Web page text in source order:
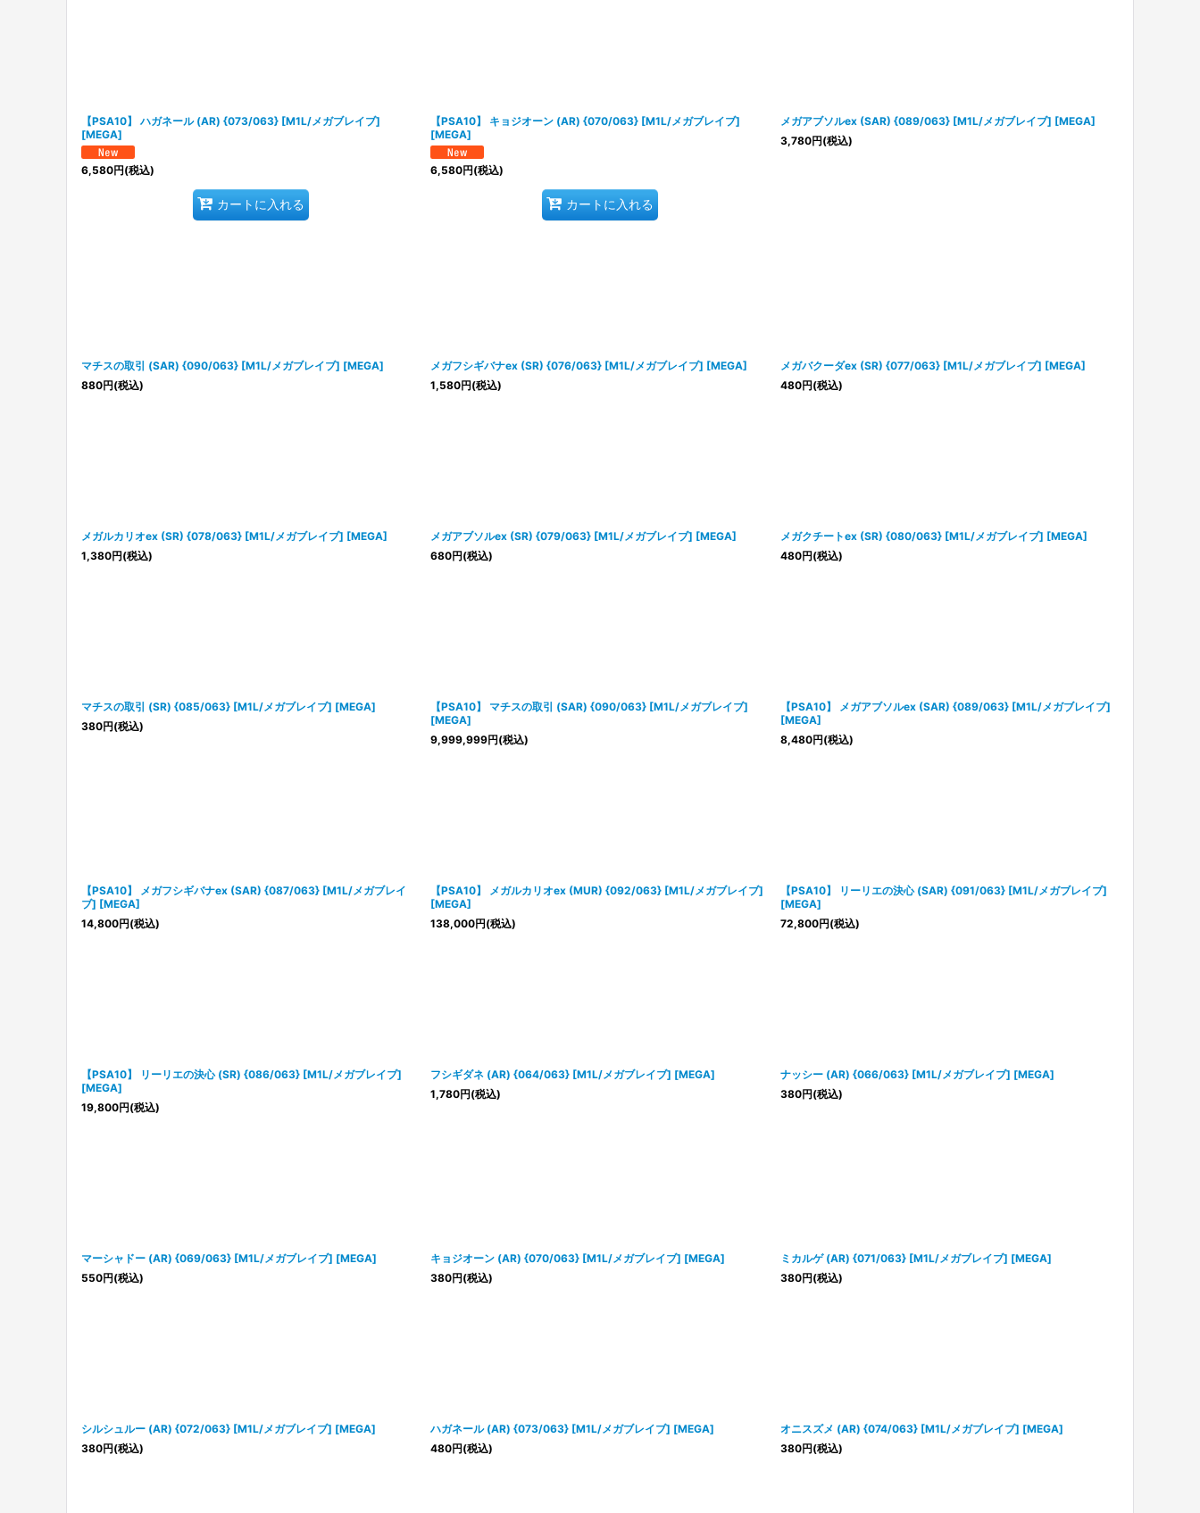
【PSA10】 ハガネール (AR) {073/063} [M1L/メガブレイブ]
[MEGA]
6,580円(税込)
カートに入れる
【PSA10】 キョジオーン (AR) {070/063} [M1L/メガブレイブ]
[MEGA]
6,580円(税込)
カートに入れる
メガアブソルex (SAR) {089/063} [M1L/メガブレイブ] [MEGA]
3,780円(税込)
マチスの取引 (SAR) {090/063} [M1L/メガブレイブ] [MEGA]
880円(税込)
メガフシギバナex (SR) {076/063} [M1L/メガブレイブ] [MEGA]
1,580円(税込)
メガバクーダex (SR) {077/063} [M1L/メガブレイブ] [MEGA]
480円(税込)
メガルカリオex (SR) {078/063} [M1L/メガブレイブ] [MEGA]
1,380円(税込)
メガアブソルex (SR) {079/063} [M1L/メガブレイブ] [MEGA]
680円(税込)
メガクチートex (SR) {080/063} [M1L/メガブレイブ] [MEGA]
480円(税込)
マチスの取引 (SR) {085/063} [M1L/メガブレイブ] [MEGA]
380円(税込)
【PSA10】 マチスの取引 (SAR) {090/063} [M1L/メガブレイブ]
[MEGA]
9,999,999円(税込)
【PSA10】 メガアブソルex (SAR) {089/063} [M1L/メガブレイブ]
[MEGA]
8,480円(税込)
【PSA10】 メガフシギバナex (SAR) {087/063} [M1L/メガブレイ
ブ] [MEGA]
14,800円(税込)
【PSA10】 メガルカリオex (MUR) {092/063} [M1L/メガブレイブ]
[MEGA]
138,000円(税込)
【PSA10】 リーリエの決心 (SAR) {091/063} [M1L/メガブレイブ]
[MEGA]
72,800円(税込)
【PSA10】 リーリエの決心 (SR) {086/063} [M1L/メガブレイブ]
[MEGA]
19,800円(税込)
フシギダネ (AR) {064/063} [M1L/メガブレイブ] [MEGA]
1,780円(税込)
ナッシー (AR) {066/063} [M1L/メガブレイブ] [MEGA]
380円(税込)
マーシャドー (AR) {069/063} [M1L/メガブレイブ] [MEGA]
550円(税込)
キョジオーン (AR) {070/063} [M1L/メガブレイブ] [MEGA]
380円(税込)
ミカルゲ (AR) {071/063} [M1L/メガブレイブ] [MEGA]
380円(税込)
シルシュルー (AR) {072/063} [M1L/メガブレイブ] [MEGA]
380円(税込)
ハガネール (AR) {073/063} [M1L/メガブレイブ] [MEGA]
480円(税込)
オニスズメ (AR) {074/063} [M1L/メガブレイブ] [MEGA]
380円(税込)